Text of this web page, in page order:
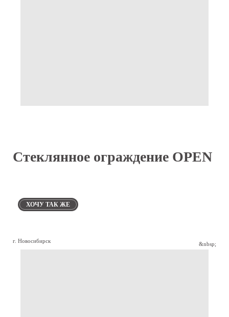
Стеклянное ограждение OPEN
ХОЧУ ТАК ЖЕ
г. Новосибирск &nbsp;